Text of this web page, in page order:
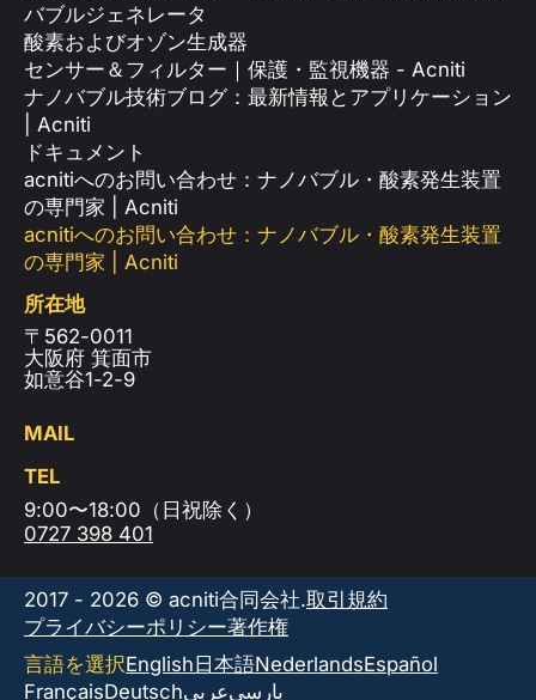
バブルジェネレータ
酸素およびオゾン生成器
センサー＆フィルター｜保護・監視機器 - Acniti
ナノバブル技術ブログ：最新情報とアプリケーション
| Acniti
ドキュメント
acnitiへのお問い合わせ：ナノバブル・酸素発生装置
の専門家 | Acniti
acnitiへのお問い合わせ：ナノバブル・酸素発生装置
の専門家 | Acniti
所在地
〒562-0011
大阪府 箕面市
如意谷1-2-9
MAIL
TEL
9:00〜18:00（日祝除く）
0727 398 401
2017 - 2026 © acniti合同会社.取引規約
プライバシーポリシー著作権
言語を選択English日本語NederlandsEspañol
FrançaisDeutschعربىپارسی